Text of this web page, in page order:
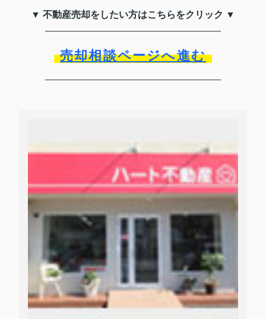
▼ 不動産売却をしたい方はこちらをクリック ▼
売却相談ページへ進む